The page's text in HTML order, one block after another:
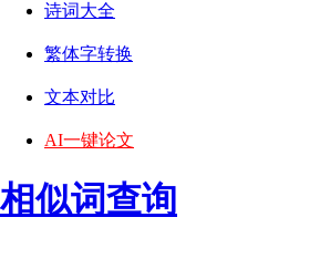
诗词大全
繁体字转换
文本对比
AI一键论文
相似词查询